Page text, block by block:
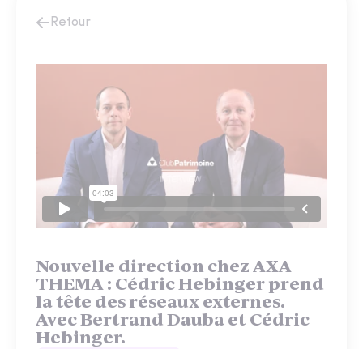
Retour
Nouvelle direction chez AXA
THEMA : Cédric Hebinger prend
la tête des réseaux externes.
Avec Bertrand Dauba et Cédric
Hebinger.